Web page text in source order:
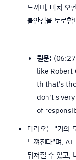
느끼며, 마치 오
불안감을 토로합
원문:
like Robert
th that's
don't s
of
다리오는 "거의
느껴진다"며, AI
뒤쳐질 수 있고,